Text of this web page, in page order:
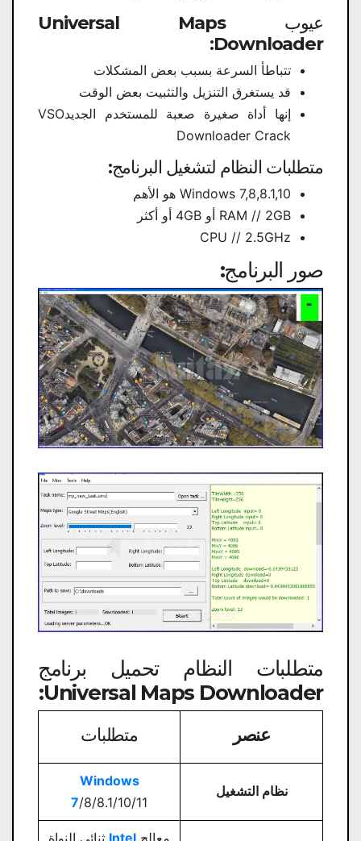
عيوب Universal Maps
Downloader:
تتباطأ السرعة بسبب بعض المشكلات
قد يستغرق التنزيل والتثبيت بعض الوقت
إنها أداة صغيرة صعبة للمستخدم الجديدVSO
Downloader Crack
متطلبات النظام لتشغيل البرنامج:
Windows 7,8,8.1,10 هو الأهم
RAM // 2GB أو 4GB أو أكثر
CPU // 2.5GHz
صور البرنامج:
متطلبات النظام تحميل برنامج
Universal Maps Downloader:
عنصر متطلبات
نظام التشغيل
Windows
7/8/8.1/10/11
معالج Intel ثنائي النواة